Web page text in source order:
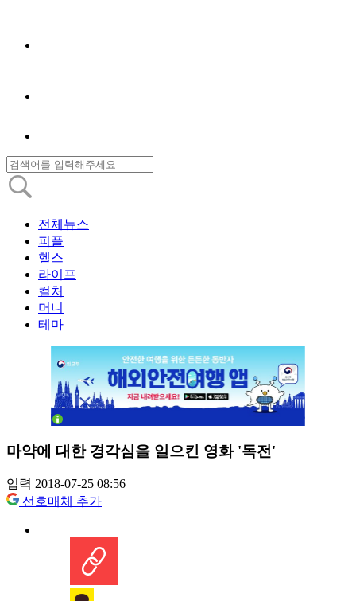
전체뉴스
피플
헬스
라이프
컬처
머니
테마
마약에 대한 경각심을 일으킨 영화 '독전'
입력 2018-07-25 08:56
선호매체 추가